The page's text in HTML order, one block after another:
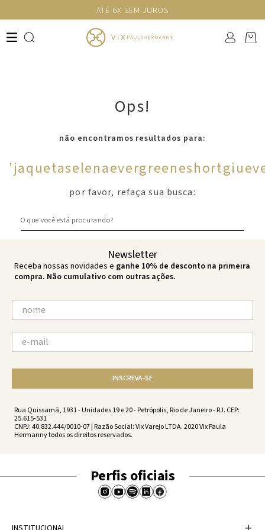
ATÉ 6X SEM JUROS
Ops!
não encontramos resultados para:
'
por favor, refaça sua busca:
Newsletter
Receba nossas novidades e ganhe 10% de desconto na primeira
compra. Não cumulativo com outras ações.
INSCREVA-SE
Rua Quissamã, 1931 - Unidades 19 e 20 - Petrópolis, Rio de Janeiro - RJ. CEP:
25.615-531
CNPJ: 40.832.444/0010-07 | Razão Social: Vix Varejo LTDA. 2020 Vix Paula
Hermanny todos os direitos reservados.
Perfis oficiais